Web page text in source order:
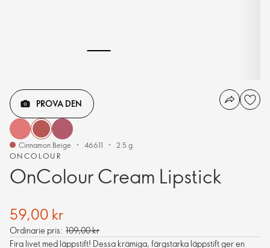
ONCOLOUR
OnColour Cream Lipstick
PROVA DEN
Cinnamon Beige 46611 2.5 g.
59,00 kr
Ordinarie pris: 109,00 kr
Fira livet med läppstift! Dessa krämiga, färgstarka läppstift ger en